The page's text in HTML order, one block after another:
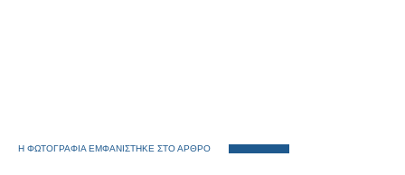
Η ΦΩΤΟΓΡΑΦΙΑ ΕΜΦΑΝΙΣΤΗΚΕ ΣΤΟ ΑΡΘΡΟ